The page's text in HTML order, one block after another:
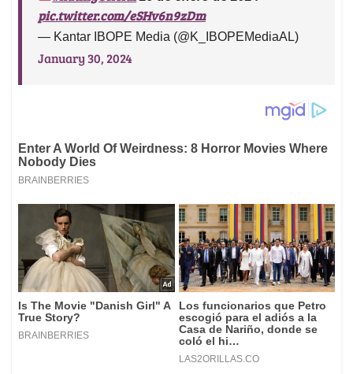
pic.twitter.com/eSHv6n9zDm
— Kantar IBOPE Media (@K_IBOPEMediaAL)
January 30, 2024